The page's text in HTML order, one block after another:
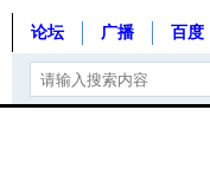
论坛 广播 百度